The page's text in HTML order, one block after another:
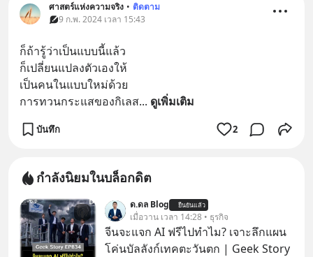
ศาสตร์แห่งความจริง • ติดตาม
9 ก.พ. 2024 เวลา 15:43
ก็ถ้ารู้ว่าเป็นแบบนี้แล้ว
ก็เปลี่ยนแปลงตัวเองให้
เป็นคนในแบบใหม่ด้วย
การทวนกระแสของกิเลส... ดูเพิ่มเติม
บันทึก 2
กำลังนิยมในบล็อกดิต
ด.ดล Blog ยืนยันแล้ว
เมื่อวาน เวลา 14:28 • ธุรกิจ
จีนจะแจก AI ฟรีไปทำไม? เจาะลึกแผน
โค่นบัลลังก์เทคตะวันตก | Geek Story